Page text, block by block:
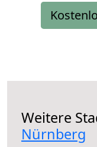
Weitere
Nürnberg